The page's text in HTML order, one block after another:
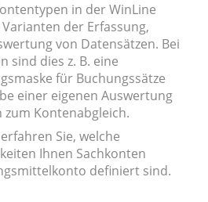
in der WinLine
der Erfassung,
von Datensätzen. Bei
sind dies z. B. eine
für Buchungssätze
einer eigenen Auswertung
zum Kontenabgleich.
Sie, welche
Ihnen Sachkonten
definiert sind.